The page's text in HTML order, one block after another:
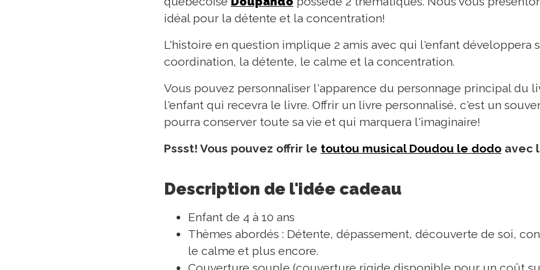
idéal pour la détente et la concentration!
L'histoire en question implique 2 amis avec qui l'enfant développera
coordination, la détente, le calme et la concentration.
Vous pouvez personnaliser l'apparence du personnage principal du
l'enfant qui recevra le livre. Offrir un livre personnalisé, c'est un
pourra conserver toute sa vie et qui marquera l'imaginaire!
Pssst! Vous pouvez offrir le toutou musical Doudou le dodo avec
Description de l'idée cadeau
Enfant de 4 à 10 ans
Thèmes abordés : Détente, dépassement, découverte de soi,
le calme et plus encore.